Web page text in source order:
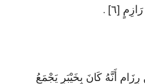
[٦] .
أَنَّهُ كَانَ بِخَيْبَرِ يَجْمَعُ